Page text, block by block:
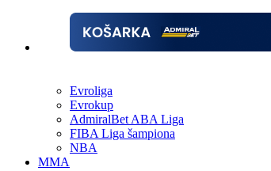
Evroliga
Evrokup
AdmiralBet ABA Liga
FIBA Liga šampiona
NBA
MMA